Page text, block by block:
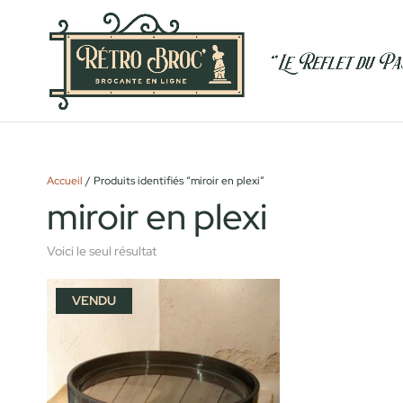
Accueil / Produits identifiés “miroir en plexi”
miroir en plexi
Voici le seul résultat
VENDU